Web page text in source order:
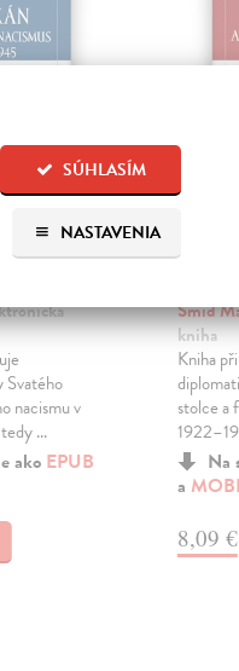
SÚHLASÍM
NASTAVENIA
nacismu v
...
ako EPUB
Šmid
kniha
Kniha
stolce a
Na
a MOBI
8,09 €